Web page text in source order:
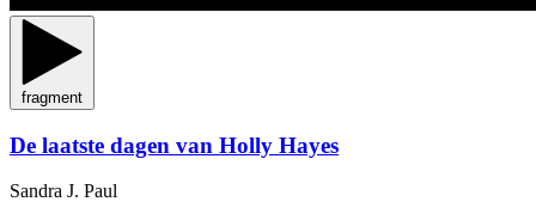
fragment
De laatste dagen van Holly Hayes
Sandra J. Paul